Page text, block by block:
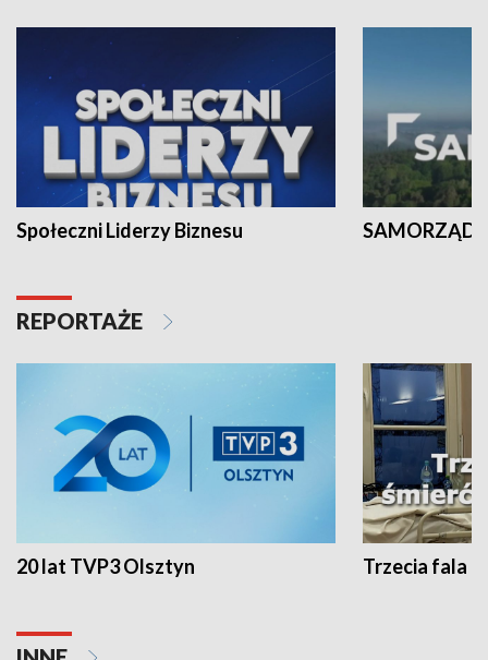
Społeczni Liderzy Biznesu SAMORZĄD
REPORTAŻE
20 lat TVP3 Olsztyn Trzecia fala -